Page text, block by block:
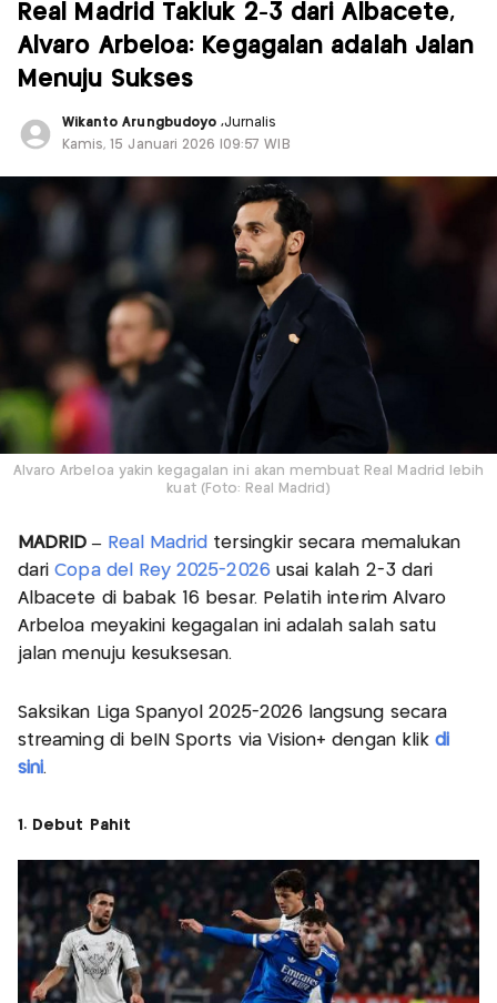
Real Madrid Takluk 2-3 dari Albacete,
Alvaro Arbeloa: Kegagalan adalah Jalan
Menuju Sukses
Wikanto Arungbudoyo ,Jurnalis
Kamis, 15 Januari 2026 |09:57 WIB
Alvaro Arbeloa yakin kegagalan ini akan membuat Real Madrid lebih
kuat (Foto: Real Madrid)
MADRID –Real Madrid tersingkir secara memalukan
dariCopa del Rey 2025-2026 usai kalah 2-3 dari
Albacete di babak 16 besar. Pelatih interim Alvaro
Arbeloa meyakini kegagalan ini adalah salah satu
jalan menuju kesuksesan.
Saksikan Liga Spanyol 2025-2026 langsung secara
streaming di beIN Sports via Vision+ dengan klikdi
sini.
1. Debut Pahit